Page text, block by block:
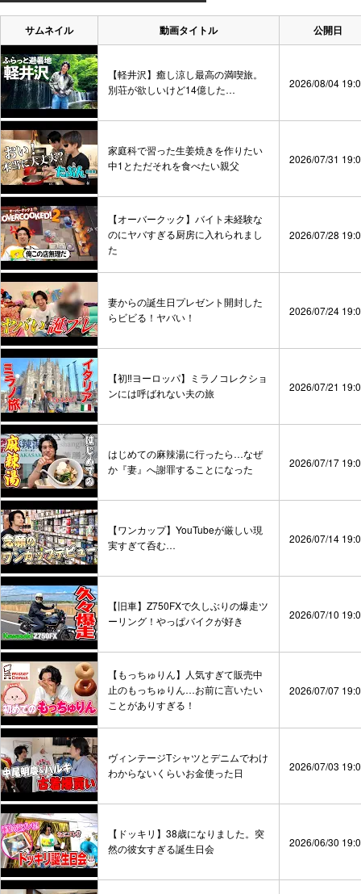
サムネイル 動画タイトル 公開日
【軽井沢】癒し涼し最高の満喫旅。
別荘が欲しいけど14億した…
2026/08/04
家庭科で習った生姜焼きを作りたい
中1とただそれを食べたい親父
2026/07/31
【オーバークック】バイト未経験な
のにヤバすぎる厨房に入れられまし
た
2026/07/28
妻からの誕生日プレゼント開封した
らビビる！ヤバい！
2026/07/24
【初‼️ヨーロッパ】ミラノコレクショ
ンには呼ばれない夫の旅
2026/07/21
はじめての麻辣湯に行ったら…なぜ
か『妻』へ謝罪することになった
2026/07/17
【ワンカップ】YouTubeが厳しい現
実すぎて呑む…
2026/07/14
【旧車】Z750FXで久しぶりの爆走ツ
ーリング！やっぱバイクが好き
2026/07/10
【もっちゅりん】人気すぎて販売中
止のもっちゅりん…お前に言いたい
ことがありすぎる！
2026/07/07
ヴィンテージTシャツとデニムでわけ
わからないくらいお金使った日
2026/07/03
【ドッキリ】38歳になりました。突
然の彼女すぎる誕生日会
2026/06/30